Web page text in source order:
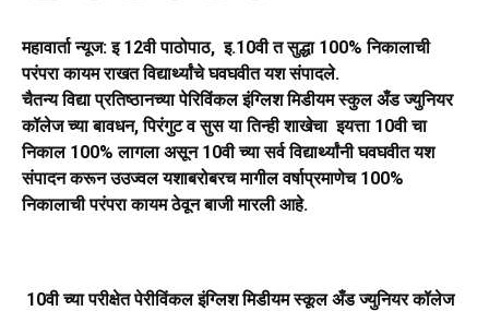
महावार्ता न्यूज: इ 12वी पाठोपाठ, इ.10वी त सुद्धा 100% निकालाची
परंपरा कायम राखत विद्यार्थ्यांचे घवघवीत यश संपादले.
चैतन्य विद्या प्रतिष्ठानच्या पेरिविंकल इंग्लिश मिडीयम स्कुल अँड ज्युनियर
कॉलेज च्या बावधन, पिरंगुट व सुस या तिन्ही शाखेचा इयत्ता 10वी चा
निकाल 100% लागला असून 10वी च्या सर्व विद्यार्थ्यांनी घवघवीत यश
संपादन करून उउज्वल यशाबरोबरच मागील वर्षाप्रमाणेच 100%
निकालाची परंपरा कायम ठेवून बाजी मारली आहे.
10वी च्या परीक्षेत पेरीविंकल इंग्लिश मिडीयम स्कूल अँड ज्युनियर कॉलेज